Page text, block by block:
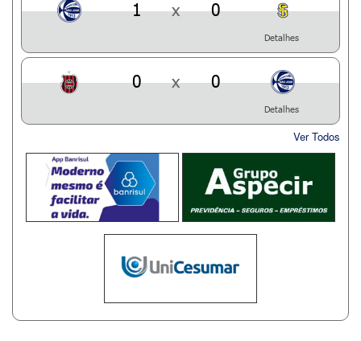
1 x 0
Detalhes
0 x 0
Detalhes
Ver Todos